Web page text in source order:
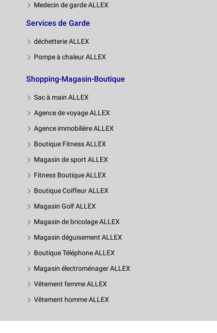
Medecin de garde ALLEX
Services de Garde
déchetterie ALLEX
Pompe à chaleur ALLEX
Shopping-Magasin-Boutique
Sac à main ALLEX
Agence de voyage ALLEX
Agence immobilière ALLEX
Boutique Fitness ALLEX
Magasin de sport ALLEX
Fitness Boutique ALLEX
Boutique Coiffeur ALLEX
Magasin Golf ALLEX
Magasin de bricolage ALLEX
Magasin déguisement ALLEX
Boutique Téléphone ALLEX
Magasin électroménager ALLEX
Vêtement femme ALLEX
Vêtement homme ALLEX